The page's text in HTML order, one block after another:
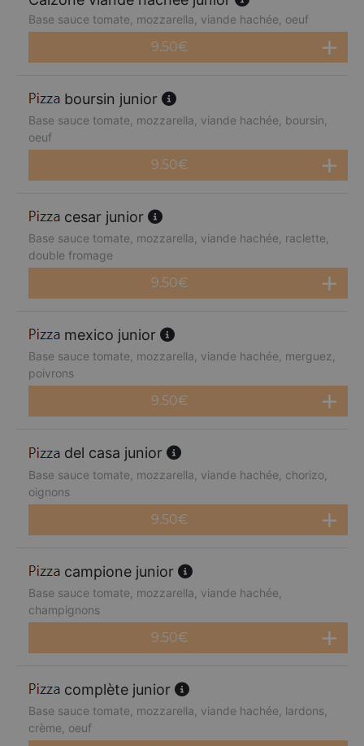
Base sauce tomate, mozzarella, viande hachée, oeuf
9.50€
boursin junior
Base sauce tomate, mozzarella, viande hachée, boursin,
oeuf
9.50€
cesar junior
Base sauce tomate, mozzarella, viande hachée, raclette,
double fromage
9.50€
mexico junior
Base sauce tomate, mozzarella, viande hachée, merguez,
poivrons
9.50€
del casa junior
Base sauce tomate, mozzarella, viande hachée, chorizo,
oignons
9.50€
campione junior
Base sauce tomate, mozzarella, viande hachée,
champignons
9.50€
complète junior
Base sauce tomate, mozzarella, viande hachée, lardons,
crème, oeuf